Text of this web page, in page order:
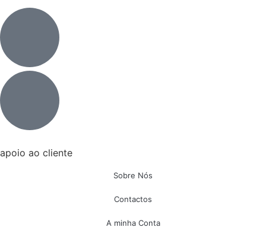
apoio ao cliente
Sobre Nós
Contactos
A minha Conta